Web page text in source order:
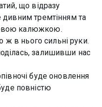
що відразу
дивним тремтінням та
калюжкою.
ж в нього сильні руки.
залишивши нас
буде оновлення
повністю